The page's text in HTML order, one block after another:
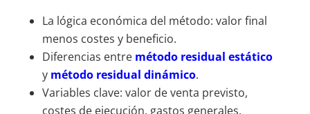
La lógica económica del método: valor final
menos costes y beneficio.
Diferencias entre método residual estático
y método residual dinámico.
Variables clave: valor de venta previsto,
costes de ejecución, gastos generales,